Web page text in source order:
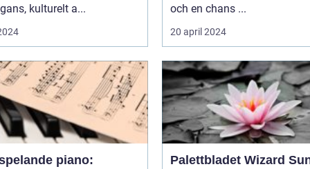
kulturelt a...
och en chans ...
20 april 2024
piano:
Palettbladet Wizard